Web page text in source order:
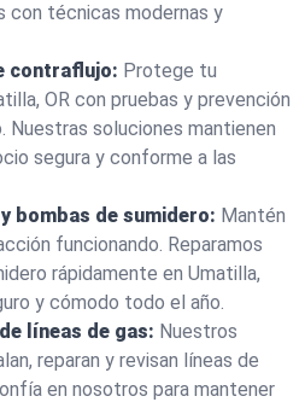
con técnicas modernas y
contraflujo: Protege tu
OR con pruebas y prevención
soluciones mantienen
segura y conforme a las
bombas de sumidero: Mantén
funcionando. Reparamos
rápidamente en Umatilla,
y cómodo todo el año.
líneas de gas: Nuestros
reparan y revisan líneas de
en nosotros para mantener